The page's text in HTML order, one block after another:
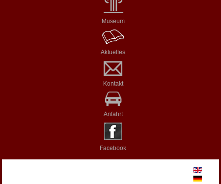
Museum
Aktuelles
Kontakt
Anfahrt
Facebook